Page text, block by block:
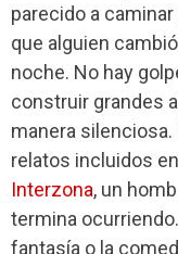
parecido a
que alguien
noche. No hay
construir grandes
manera silenciosa.
relatos incluidos
Interzona, un
termina
fantasía o la